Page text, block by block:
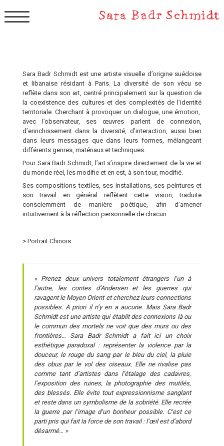
Sara Badr Schmidt est une artiste visuelle d’origine suédoise
et libanaise résidant à Paris. La diversité de son vécu se
reflète dans son art, centré principalement sur la question de
la coexistence des cultures et des complexités de l’identité
territoriale. Cherchant à provoquer un dialogue, une émotion,
avec l’observateur, ses œuvres parlent de connexion,
d’enrichissement dans la diversité, d’interaction, aussi bien
dans leurs messages que dans leurs formes, mélangeant
différents genres, matériaux et techniques.
Pour Sara Badr Schmidt, l’art s’inspire directement de la vie et
du monde réel, les modifie et en est, à son tour, modifié.
Ses compositions textiles, ses installations, ses peintures et
son travail en général reflètent cette vision, traduite
consciemment de manière poétique, afin d’amener
intuitivement à la réflection personnelle de chacun.
> Portrait Chinois
« Prenez deux univers totalement étrangers l’un à
l’autre, les contes d’Andersen et les guerres qui
ravagent le Moyen Orient et cherchez leurs connections
possibles. A priori il n’y en a aucune. Mais Sara Badr
Schmidt est une artiste qui établit des connexions là ou
le commun des mortels ne voit que des murs ou des
frontières… Sara Badr Schmidt a fait ici un choix
esthétique paradoxal : représenter la violence par la
douceur, le rouge du sang par le bleu du ciel, la pluie
des obus par le vol des oiseaux. Elle ne rivalise pas
comme tant d’artistes dans l’étalage des cadavres,
l’exposition des ruines, la photographie des mutilés,
des blessés. Elle évite tout expressionnisme sanglant
et reste dans un symbolisme de la sobriété. Elle recrée
la guerre par l’image d’un bonheur possible. C’est ce
parti pris qui fait la force de son travail : l’œil est d’abord
désarmé… »